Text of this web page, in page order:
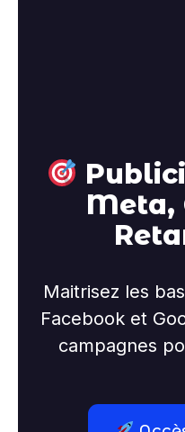
Meta,
Maitrisez les
Facebook et
campagnes